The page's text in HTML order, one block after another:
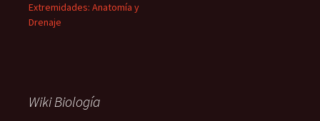
Extremidades: Anatomía y
Drenaje
Wiki Biología